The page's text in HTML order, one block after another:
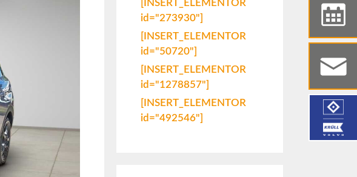
[INSERT_ELEMENTOR
id="273930"]
[INSERT_ELEMENTOR
id="50720"]
[INSERT_ELEMENTOR
id="1278857"]
[INSERT_ELEMENTOR
id="492546"]